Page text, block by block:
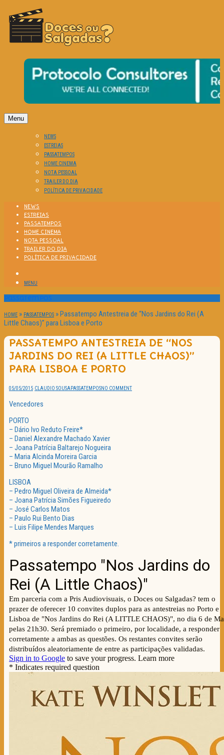
DOCES OU SALGADAS?
O Cinema? Uma Paixão!!
Menu
NEWS
ESTREIAS
PASSATEMPOS
HOME CINEMA
NOTA PESSOAL
TRAILER DO DIA
POLÍTICA DE PRIVACIDADE
NEWS
ESTREIAS
PASSATEMPOS
HOME CINEMA
NOTA PESSOAL
TRAILER DO DIA
POLÍTICA DE PRIVACIDADE
MENU
Passatempos
HOME » PASSATEMPOS »Passatempo Antestreia de “Nos Jardins do Rei (A
Little Chaos)” para Lisboa e Porto
PASSATEMPO ANTESTREIA DE “NOS
JARDINS DO REI (A LITTLE CHAOS)”
PARA LISBOA E PORTO
05/05/2015 CLAUDIO SOUSAPASSATEMPOSNO COMMENT
Vencedores
PORTO
– Dário Ivo Reduto Freire*
– Daniel Alexandre Machado Xavier
– Joana Patrícia Baltarejo Nogueira
– Maria Alcinda Moreira Garcia
– Bruno Miguel Mourão Ramalho
LISBOA
– Pedro Miguel Oliveira de Almeida*
– Joana Patrícia Simões Figueiredo
– José Carlos Matos
– Paulo Rui Bento Dias
– Luis Filipe Mendes Marques
* primeiros a responder corretamente.